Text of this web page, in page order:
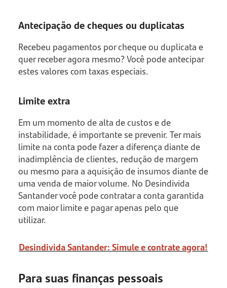
Antecipação de cheques ou duplicatas
Recebeu pagamentos por cheque ou duplicata e
quer receber agora mesmo? Você pode antecipar
estes valores com taxas especiais.
Limite extra
Em um momento de alta de custos e de
instabilidade, é importante se prevenir. Ter mais
limite na conta pode fazer a diferença diante de
inadimplência de clientes, redução de margem
ou mesmo para a aquisição de insumos diante de
uma venda de maior volume. No Desindivida
Santander você pode contratar a conta garantida
com maior limite e pagar apenas pelo que
utilizar.
Desindivida Santander: Simule e contrate agora!
Para suas finanças pessoais